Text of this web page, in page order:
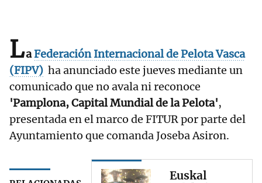
LaFederación Internacional de Pelota Vasca
(FIPV) ha anunciado este jueves mediante un
comunicado que no avala ni reconoce
'Pamplona, Capital Mundial de la Pelota',
presentada en el marco de FITUR por parte del
Ayuntamiento que comanda Joseba Asiron.
Euskal